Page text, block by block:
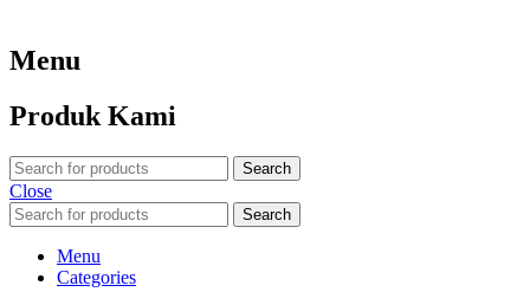
Menu
Produk Kami
Search
Close
Search
Menu
Categories